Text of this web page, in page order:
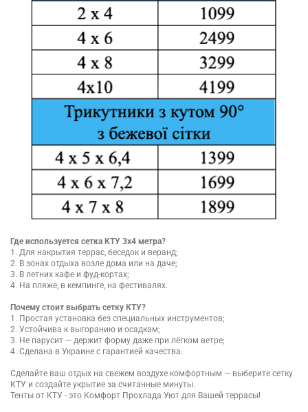
Где используется сетка КТУ 3х4 метра?
1. Для накрытия террас, беседок и веранд;
2. В зонах отдыха возле дома или на даче;
3. В летних кафе и фуд-кортах;
4. На пляже, в кемпинге, на фестивалях.
Почему стоит выбрать сетку КТУ?
1. Простая установка без специальных инструментов;
2. Устойчива к выгоранию и осадкам;
3. Не парусит — держит форму даже при лёгком ветре;
4. Сделана в Украине с гарантией качества.
Сделайте ваш отдых на свежем воздухе комфортным — выберите сетку
КТУ и создайте укрытие за считанные минуты.
Тенты от КТУ - это Комфорт Прохлада Уют для Вашей террасы!